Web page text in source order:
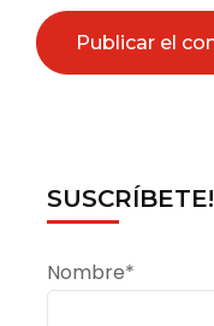
SUSCRÍBETE!
Nombre*